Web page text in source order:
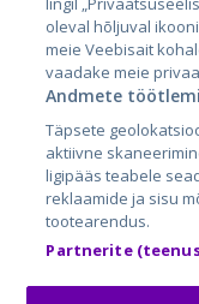
City24.ee
GetaPro.lv
GetaPro.ee
Skelbiu.lt
Autoplius.lt
Aruodas.lt
oleval hõljuval
meie Veebisait
vaadake meie
Andmete
Täpsete
aktiivne
ligipääs teabele
reklaamide ja sisu
tootearendus.
Partnerite